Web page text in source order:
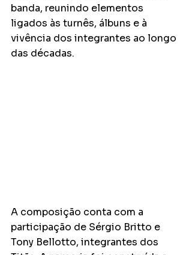
banda, reunindo elementos
ligados às turnês, álbuns e à
vivência dos integrantes ao longo
das décadas.
A composição conta com a
participação de Sérgio Britto e
Tony Bellotto, integrantes dos